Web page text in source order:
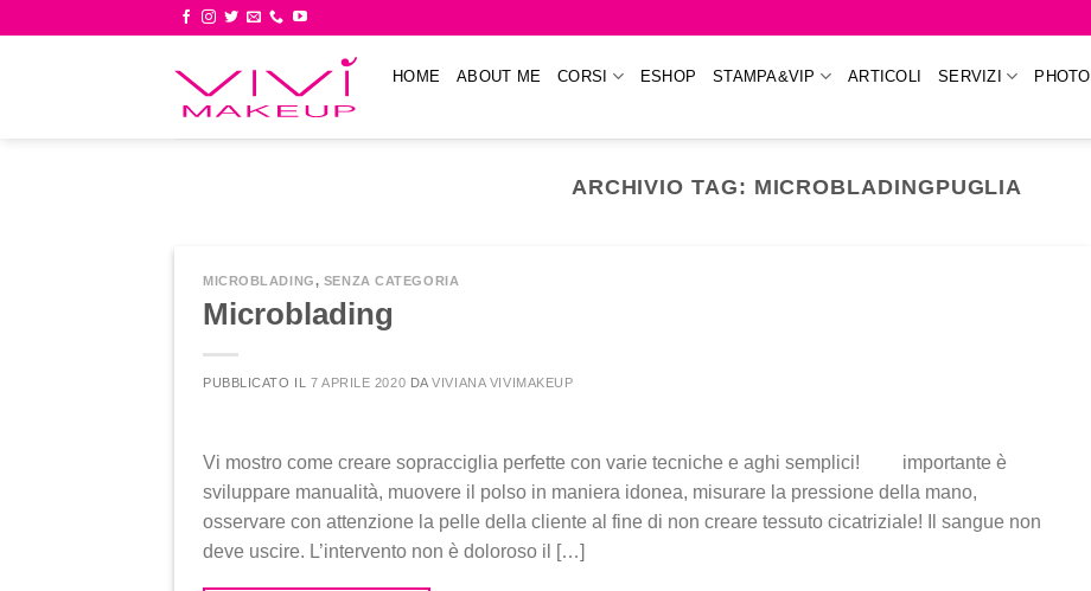
HOME ABOUT ME CORSI ESHOP STAMPA&VIP ARTICOLI SERVIZI PHOTO
ARCHIVIO TAG: MICROBLADINGPUGLIA
MICROBLADING, SENZA CATEGORIA
Microblading
PUBBLICATO IL 7 APRILE 2020 DAVIVIANA VIVIMAKEUP
Vi mostro come creare sopracciglia perfette con varie tecniche e aghi semplici! importante è
sviluppare manualità, muovere il polso in maniera idonea, misurare la pressione della mano,
osservare con attenzione la pelle della cliente al fine di non creare tessuto cicatriziale! Il sangue non
deve uscire. L’intervento non è doloroso il […]